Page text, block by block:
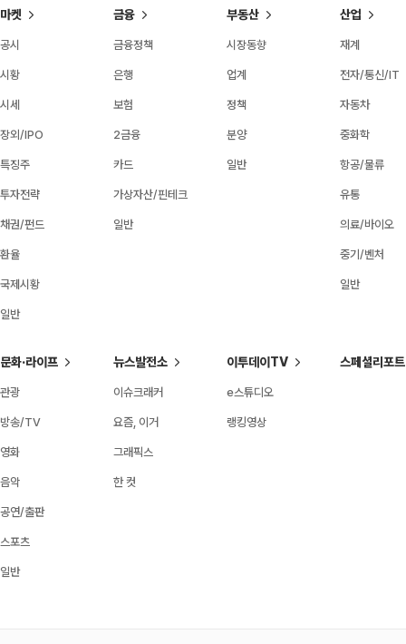
마켓
공시
시황
시세
장외/IPO
특징주
투자전략
채권/펀드
환율
국제시황
일반
금융
금융정책
은행
보험
2금융
카드
가상자산/핀테크
일반
부동산
시장동향
업계
정책
분양
일반
산업
재계
전자/통신/IT
자동차
중화학
항공/물류
유통
의료/바이오
중기/벤처
일반
문화·라이프
관광
방송/TV
영화
음악
공연/출판
스포츠
일반
뉴스발전소
이슈크래커
요즘, 이거
그래픽스
한 컷
이투데이TV
e스튜디오
랭킹영상
스페셜리포트